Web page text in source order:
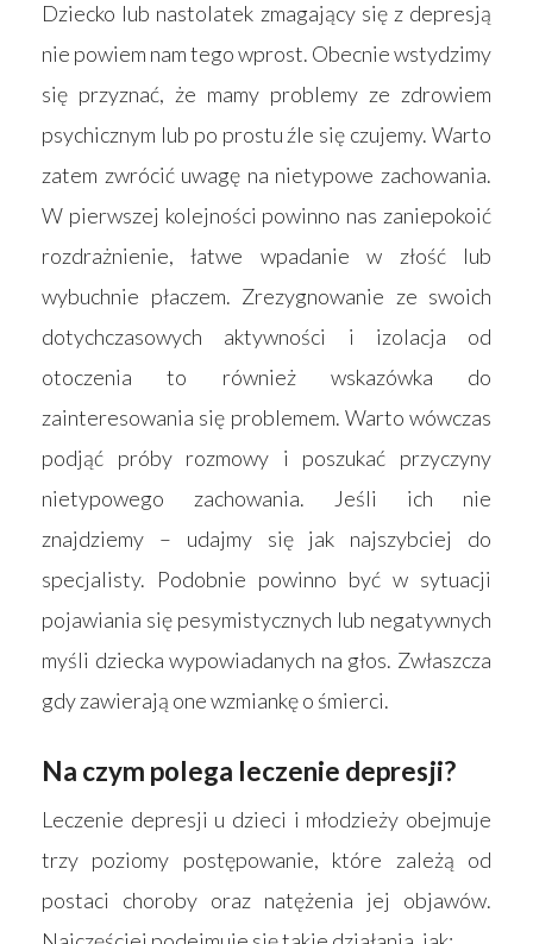
Dziecko lub nastolatek zmagający się z depresją
nie powiem nam tego wprost. Obecnie wstydzimy
się przyznać, że mamy problemy ze zdrowiem
psychicznym lub po prostu źle się czujemy. Warto
zatem zwrócić uwagę na nietypowe zachowania.
W pierwszej kolejności powinno nas zaniepokoić
rozdrażnienie, łatwe wpadanie w złość lub
wybuchnie płaczem. Zrezygnowanie ze swoich
dotychczasowych aktywności i izolacja od
otoczenia to również wskazówka do
zainteresowania się problemem. Warto wówczas
podjąć próby rozmowy i poszukać przyczyny
nietypowego zachowania. Jeśli ich nie
znajdziemy – udajmy się jak najszybciej do
specjalisty. Podobnie powinno być w sytuacji
pojawiania się pesymistycznych lub negatywnych
myśli dziecka wypowiadanych na głos. Zwłaszcza
gdy zawierają one wzmiankę o śmierci.
Na czym polega leczenie depresji?
Leczenie depresji u dzieci i młodzieży obejmuje
trzy poziomy postępowanie, które zależą od
postaci choroby oraz natężenia jej objawów.
Strona główna
Produkty
Łóżka
Akcesoria
Wyszukiwarka
Blog
Kontakt